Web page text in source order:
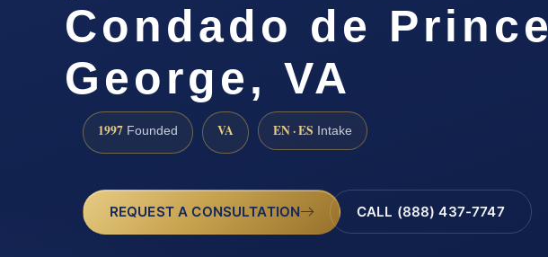
Condado de Prince
George, VA
1997 Founded VA EN · ES Intake
REQUEST A CONSULTATION CALL (888) 437-7747